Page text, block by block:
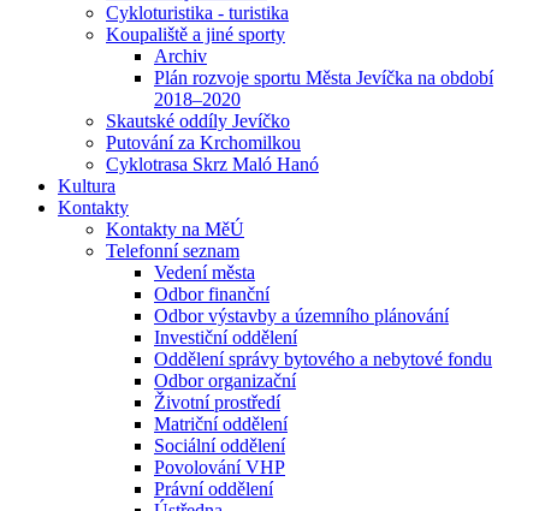
Cykloturistika - turistika
Koupaliště a jiné sporty
Archiv
Plán rozvoje sportu Města Jevíčka na období
2018–2020
Skautské oddíly Jevíčko
Putování za Krchomilkou
Cyklotrasa Skrz Maló Hanó
Kultura
Kontakty
Kontakty na MěÚ
Telefonní seznam
Vedení města
Odbor finanční
Odbor výstavby a územního plánování
Investiční oddělení
Oddělení správy bytového a nebytové fondu
Odbor organizační
Životní prostředí
Matriční oddělení
Sociální oddělení
Povolování VHP
Právní oddělení